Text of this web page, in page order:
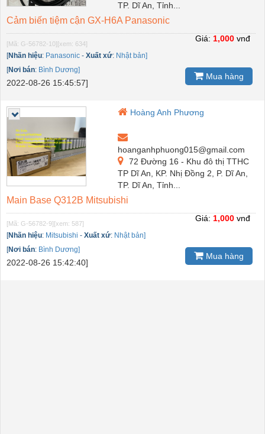
TP. Dĩ An, Tỉnh...
Cảm biến tiệm cận GX-H6A Panasonic
[Mã: G-56782-10] [xem: 634]
[Nhãn hiệu: Panasonic - Xuất xứ: Nhật bản]
[Nơi bán: Bình Dương]
2022-08-26 15:45:57]
Giá: 1,000 vnđ
Mua hàng
Hoàng Anh Phương
hoanganhphuong015@gmail.com
72 Đường 16 - Khu đô thị TTHC
TP Dĩ An, KP. Nhị Đồng 2, P. Dĩ An,
TP. Dĩ An, Tỉnh...
Main Base Q312B Mitsubishi
[Mã: G-56782-9] [xem: 587]
[Nhãn hiệu: Mitsubishi - Xuất xứ: Nhật bản]
[Nơi bán: Bình Dương]
2022-08-26 15:42:40]
Giá: 1,000 vnđ
Mua hàng